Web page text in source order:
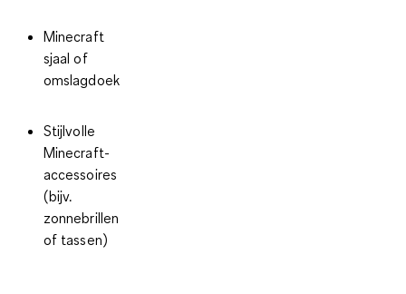
Minecraft
sjaal of
omslagdoek
Stijlvolle
Minecraft-
accessoires
(bijv.
zonnebrillen
of tassen)